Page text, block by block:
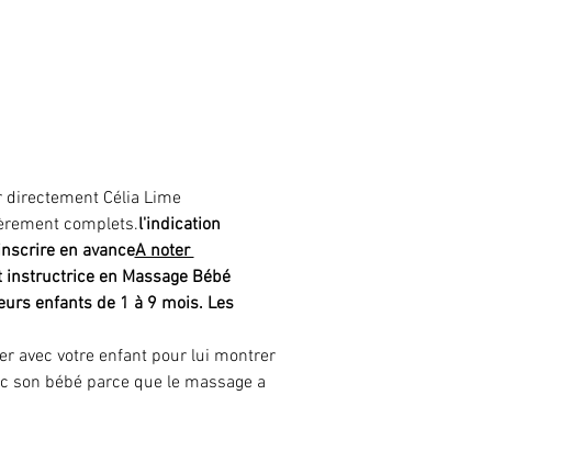
directement Célia Lime
complets.l'indication
en avanceA noter
instructrice en Massage Bébé
enfants de 1 à 9 mois. Les
avec votre enfant pour lui montrer
son bébé parce que le massage a